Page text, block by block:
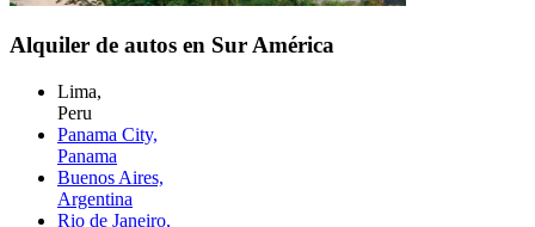
Alquiler de autos en Sur América
Lima,
Peru
Panama City,
Panama
Buenos Aires,
Argentina
Rio de Janeiro,